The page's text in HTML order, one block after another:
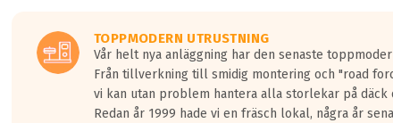
TOPPMODERN UTRUSTNING
Vår helt nya anläggning har den senaste
Från tillverkning till smidig montering och "road
vi kan utan problem hantera alla storlekar på däck
Redan år 1999 hade vi en fräsch lokal, några år